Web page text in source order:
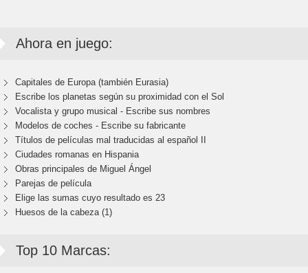
Ahora en juego:
Capitales de Europa (también Eurasia)
Escribe los planetas según su proximidad con el Sol
Vocalista y grupo musical - Escribe sus nombres
Modelos de coches - Escribe su fabricante
Títulos de películas mal traducidas al español II
Ciudades romanas en Hispania
Obras principales de Miguel Ángel
Parejas de película
Elige las sumas cuyo resultado es 23
Huesos de la cabeza (1)
Top 10 Marcas: